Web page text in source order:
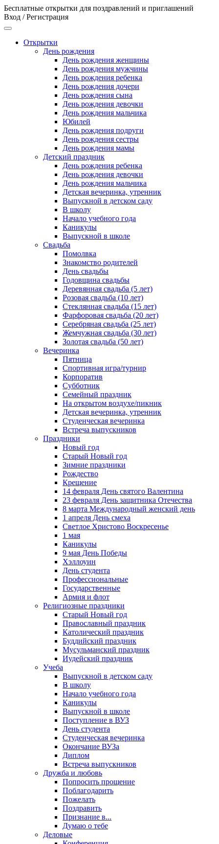
Бесплатные открытки для поздравлений и приглашений
Вход / Регистрация
Открытки
День рождения
День рождения женщины
День рождения мужчины
День рождения ребенка
День рождения дочери
День рождения сына
День рождения девочки
День рождения мальчика
Юбилей
День рождения подруги
День рождения сестры
День рождения мамы
Детский праздник
День рождения ребенка
День рождения девочки
День рождения мальчика
Детская вечеринка, утренник
Выпускной в детском саду
В школу
Начало учебного года
Каникулы
Выпускной в школе
Свадьба
Помолвка
Знакомство родителей
День свадьбы
Годовщина свадьбы
Деревянная свадьба (5 лет)
Розовая свадьба (10 лет)
Стеклянная свадьба (15 лет)
Фарфоровая свадьба (20 лет)
Серебряная свадьба (25 лет)
Жемчужная свадьба (30 лет)
Золотая свадьба (50 лет)
Вечеринка
Пятница
Спортивная игра/турнир
Корпоратив
Субботник
Семейный праздник
На открытом воздухе/пикник
Детская вечеринка, утренник
Студенческая вечеринка
Встреча выпускников
Праздники
Новый год
Старый Новый год
Зимние праздники
Рождество
Крещение
14 февраля День святого Валентина
23 февраля День защитника Отечества
8 марта Международный женский день
1 апреля День смеха
Светлое Христово Воскресенье
1 мая
Каникулы
9 мая День Победы
Хэллоуин
День студента
Профессиональные
Государственные
Армия и флот
Религиозные праздники
Старый Новый год
Православный праздник
Католический праздник
Буддийский праздник
Мусульманский праздник
Иудейский праздник
Учеба
Выпускной в детском саду
В школу
Начало учебного года
Каникулы
Выпускной в школе
Поступление в ВУЗ
День студента
Студенческая вечеринка
Окончание ВУЗа
Диплом
Встреча выпускников
Дружба и любовь
Попросить прощение
Поблагодарить
Пожелать
Поздравить
Признание в...
Думаю о тебе
Деловые